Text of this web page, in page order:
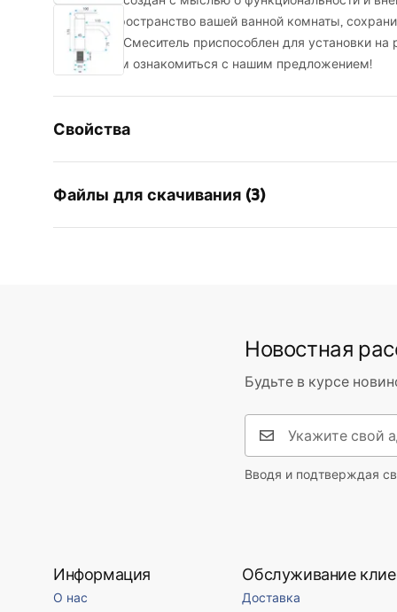
заполнит пространство вашей ванной комнаты,
интерьера. Смеситель приспособлен для установки
Приглашаем ознакомиться с нашим предложением!
Свойства
Способ монтажа
Цвет
черный
175 мм
Технология нанесения покрытия
5 лет
Файлы для скачивания (3)
Новостная
Будьте в курсе
Вводя и подтверждая
Информация
О нас
Обслуживание
Доставка